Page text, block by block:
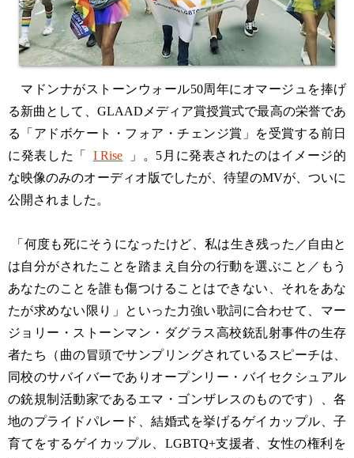
マドンナがストーンウォール50周年にオマージュを捧げ
る新曲として、GLAADメディア賞授賞式で最高の栄誉であ
る「アドボケート・フォア・チェンジ賞」を受賞する前日
に発表した「
I Rise
」。5月に発表されたのはイメージ的
な映像のみのオーディオ版でしたが、待望のMVが、ついに
公開されました。
「何度も死にそうになったけど、私は生き残った／自由と
は自分がされたことを踏まえ自分の行動を選ぶこと／もう
あなたのことを誰も傷つけることはできない、それをあな
たが求めない限り」といった力強い歌詞に合わせて、マー
ジョリー・ストーンマン・ダグラス高校銃乱射事件の生存
者たち（曲の冒頭でサンプリングされているスピーチは、
同校のサバイバーでありオープンリー・バイセクシュアル
の銃規制活動家であるエマ・ゴンザレスのものです）、各
地のプライドパレード、結婚式を挙げるゲイカップル、子
育てをするゲイカップル、LGBTQ+支援者、女性の権利を